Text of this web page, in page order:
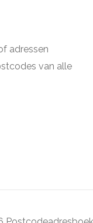
adressen
van alle